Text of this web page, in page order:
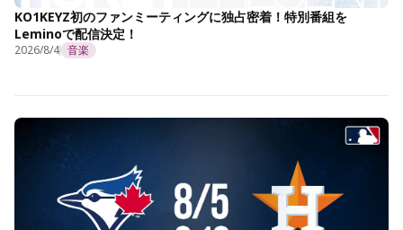
KO1KEYZ初のファンミーティングに独占密着！特別番組を
Leminoで配信決定！
2026/8/4 音楽